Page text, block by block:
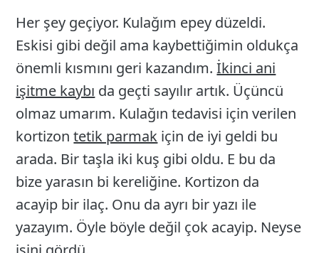
Her şey geçiyor. Kulağım epey düzeldi.
Eskisi gibi değil ama kaybettiğimin oldukça
önemli kısmını geri kazandım.İkinci ani
işitme kaybı da geçti sayılır artık. Üçüncü
olmaz umarım. Kulağın tedavisi için verilen
kortizontetik parmak için de iyi geldi bu
arada. Bir taşla iki kuş gibi oldu. E bu da
bize yarasın bi kereliğine. Kortizon da
acayip bir ilaç. Onu da ayrı bir yazı ile
yazayım. Öyle böyle değil çok acayip. Neyse